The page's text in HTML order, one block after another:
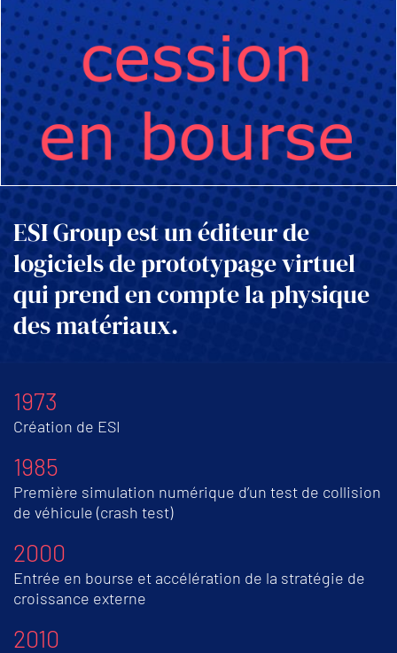
ESI Group est un éditeur de
logiciels de prototypage virtuel
qui prend en compte la physique
des matériaux.
1973
Création de ESI
1985
Première simulation numérique d’un test de collision
de véhicule (crash test)
2000
Entrée en bourse et accélération de la stratégie de
croissance externe
2010